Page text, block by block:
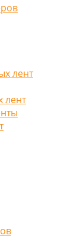
лент
лент